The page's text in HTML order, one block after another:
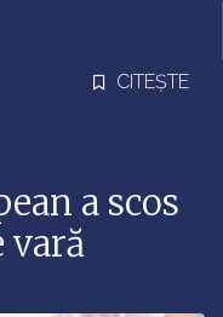
CITEȘTE
a scos
vară